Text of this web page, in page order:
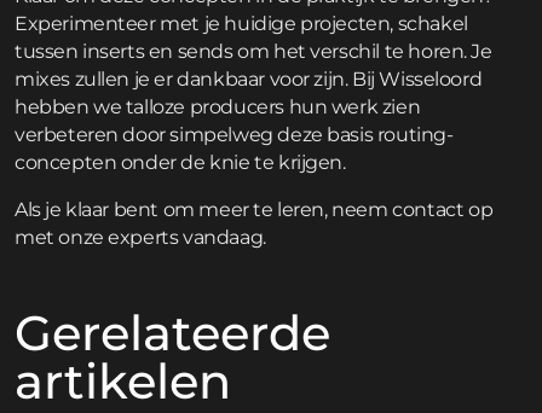
Experimenteer met je huidige projecten, schakel
tussen inserts en sends om het verschil te horen. Je
mixes zullen je er dankbaar voor zijn. Bij Wisseloord
hebben we talloze producers hun werk zien
verbeteren door simpelweg deze basis routing-
concepten onder de knie te krijgen.
Als je klaar bent om meer te leren, neem contact op
met onze experts vandaag.
Gerelateerde
artikelen